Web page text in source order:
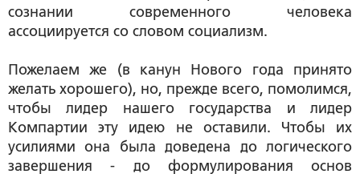
сознании современного человека
ассоциируется со словом социализм.
Пожелаем же (в канун Нового года принято
желать хорошего), но, прежде всего, помолимся,
чтобы лидер нашего государства и лидер
Компартии эту идею не оставили. Чтобы их
усилиями она была доведена до логического
завершения - до формулирования основ